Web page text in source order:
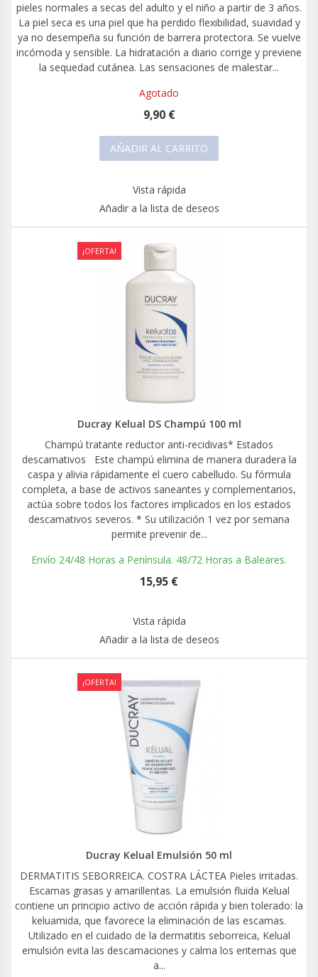
pieles normales a secas del adulto y el niño a partir de 3 años.
La piel seca es una piel que ha perdido flexibilidad, suavidad y
ya no desempeña su función de barrera protectora. Se vuelve
incómoda y sensible. La hidratación a diario corrige y previene
la sequedad cutánea. Las sensaciones de malestar...
Agotado
9,90 €
AÑADIR AL CARRITO
Vista rápida
Añadir a la lista de deseos
¡OFERTA!
Ducray Kelual DS Champú 100 ml
Champú tratante reductor anti-recidivas* Estados
descamativos Este champú elimina de manera duradera la
caspa y alivia rápidamente el cuero cabelludo. Su fórmula
completa, a base de activos saneantes y complementarios,
actúa sobre todos los factores implicados en los estados
descamativos severos. * Su utilización 1 vez por semana
permite prevenir de...
Envío 24/48 Horas a Península. 48/72 Horas a Baleares.
15,95 €
Vista rápida
Añadir a la lista de deseos
¡OFERTA!
Ducray Kelual Emulsión 50 ml
DERMATITIS SEBORREICA. COSTRA LÁCTEA Pieles irritadas.
Escamas grasas y amarillentas. La emulsión fluida Kelual
contiene un principio activo de acción rápida y bien tolerado: la
keluamida, que favorece la eliminación de las escamas.
Utilizado en el cuidado de la dermatitis seborreica, Kelual
emulsión evita las descamaciones y calma los eritemas que
a...